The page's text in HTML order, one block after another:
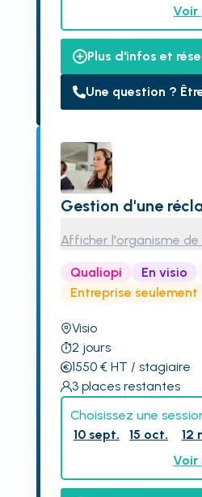
Voir
Plus d'infos et
Une question ?
Gestion d'une
Afficher l'organisme
Qualiopi En visio
Entreprise seulement
Visio
2 jours
1550€ HT / stagiaire
3 places restantes
Choisissez une
10 sept.
15 oct. 12
Voir